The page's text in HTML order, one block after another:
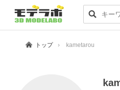
トップ kametarou